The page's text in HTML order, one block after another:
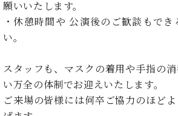
サ
ー
ン
ド
ピ
入
績
ホ
ー
ト
代
店
主
催
ュ
タ
イ
ン
願いいたします。
・休憩時間や 公演後のご歓談もでき
い。
スタッフも、マスクの着用や手指の
い万全の体制でお迎えいたします。
ご来場の皆様には何卒ご協力のほど